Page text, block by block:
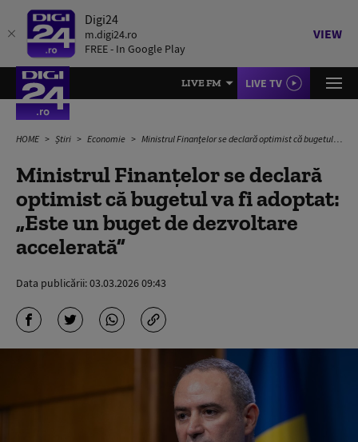
Digi24
m.digi24.ro
FREE - In Google Play
VIEW
LIVE FM LIVE TV
HOME Știri Economie Ministrul Finanțelor se declară optimist că bugetul va fi adoptat: „Este un buget de dezvoltare accelerată”
Ministrul Finanțelor se declară
optimist că bugetul va fi adoptat:
„Este un buget de dezvoltare
accelerată”
Data publicării:03.03.2026 09:43